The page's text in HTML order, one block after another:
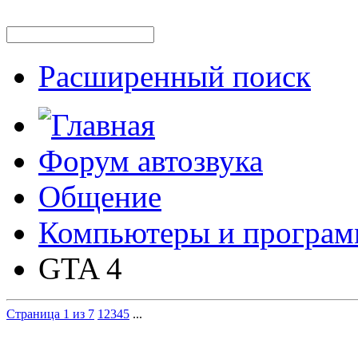
Расширенный поиск
Форум автозвука
Общение
Компьютеры и
GTA 4
Страница 1 из 7 1 2345 ...